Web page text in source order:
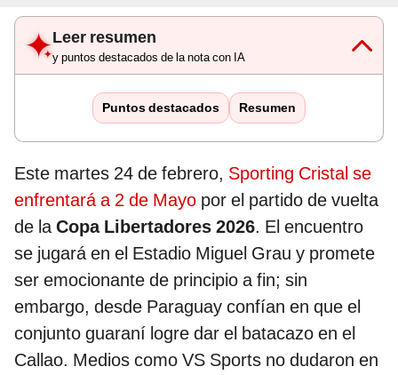
Leer resumen
y puntos destacados de la nota con IA
Puntos destacados Resumen
Este martes 24 de febrero, Sporting Cristal se
enfrentará a 2 de Mayo por el partido de vuelta
de laCopa Libertadores 2026. El encuentro
se jugará en el Estadio Miguel Grau y promete
ser emocionante de principio a fin; sin
embargo, desde Paraguay confían en que el
conjunto guaraní logre dar el batacazo en el
Callao. Medios como VS Sports no dudaron en